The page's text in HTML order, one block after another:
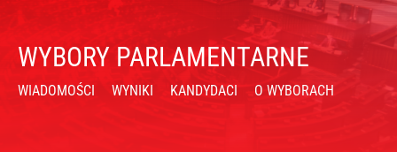
WYBORY PARLAMENTARNE
WIADOMOŚCI WYNIKI KANDYDACI O WYBORACH